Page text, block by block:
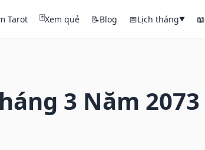
Tarot 🃏Xem quẻ 📝Blog 📅Lịch tháng▼ 📖
3 Năm 2073